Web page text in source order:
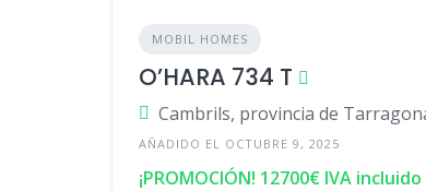
MOBIL HOMES
O’HARA 734 T
AÑADIDO EL OCTUBRE 9, 2025
¡PROMOCIÓN! 12700€ IVA incluido